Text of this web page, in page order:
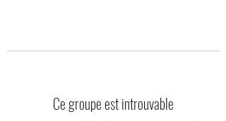
Ce groupe est introuvable